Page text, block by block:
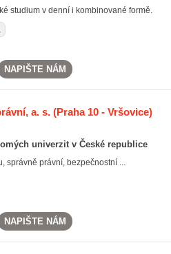
studium v denní i kombinované formě.
NAPIŠTE NÁM
a. s.(Praha 10 - Vršovice)
univerzit v České republice
správně právní, bezpečnostní ...
NAPIŠTE NÁM